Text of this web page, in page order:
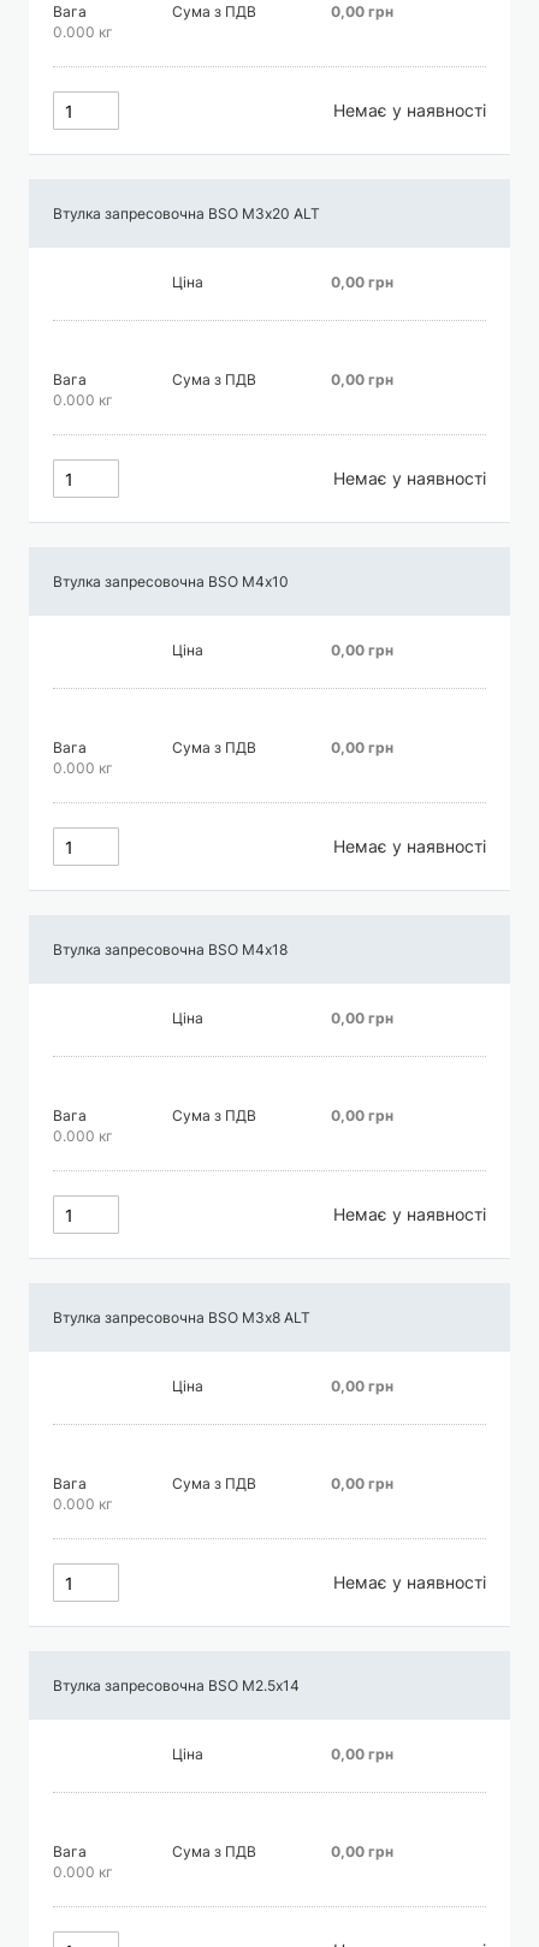
Вага
0.000 кг
Сума з ПДВ 0,00 грн
Немає у наявності
Втулка запресовочна BSO М3х20 АLT
Ціна 0,00 грн
Вага
0.000 кг
Сума з ПДВ 0,00 грн
Немає у наявності
Втулка запресовочна BSO М4х10
Ціна 0,00 грн
Вага
0.000 кг
Сума з ПДВ 0,00 грн
Немає у наявності
Втулка запресовочна BSO М4х18
Ціна 0,00 грн
Вага
0.000 кг
Сума з ПДВ 0,00 грн
Немає у наявності
Втулка запресовочна BSO М3х8 АLT
Ціна 0,00 грн
Вага
0.000 кг
Сума з ПДВ 0,00 грн
Немає у наявності
Втулка запресовочна BSO М2.5х14
Ціна 0,00 грн
Вага
0.000 кг
Сума з ПДВ 0,00 грн